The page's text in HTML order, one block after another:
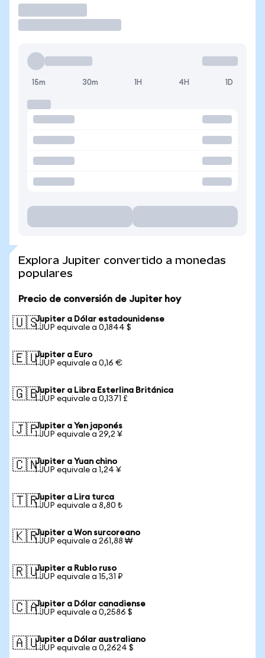
15m 30m 1H 4H 1D
Explora Jupiter convertido a monedas
populares
Precio de conversión de Jupiter hoy
🇺🇸Jupiter a Dólar estadounidense
1 JUP equivale a 0,1844 $
🇪🇺Jupiter a Euro
1 JUP equivale a 0,16 €
🇬🇧Jupiter a Libra Esterlina Británica
1 JUP equivale a 0,1371 £
🇯🇵Jupiter a Yen japonés
1 JUP equivale a 29,2 ¥
🇨🇳Jupiter a Yuan chino
1 JUP equivale a 1,24 ¥
🇹🇷Jupiter a Lira turca
1 JUP equivale a 8,80 ₺
🇰🇷Jupiter a Won surcoreano
1 JUP equivale a 261,88 ₩
🇷🇺Jupiter a Rublo ruso
1 JUP equivale a 15,31 ₽
🇨🇦Jupiter a Dólar canadiense
1 JUP equivale a 0,2586 $
🇦🇺Jupiter a Dólar australiano
1 JUP equivale a 0,2624 $